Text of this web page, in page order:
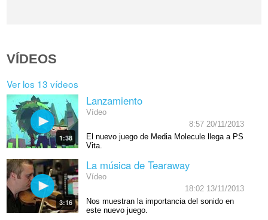
VÍDEOS
Ver los 13 vídeos
1:38
Lanzamiento
Vídeo
8:57 20/11/2013
El nuevo juego de Media Molecule llega a PS
Vita.
3:16
La música de Tearaway
Vídeo
18:02 13/11/2013
Nos muestran la importancia del sonido en
este nuevo juego.